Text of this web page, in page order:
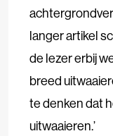
langer artikel
de lezer erbij
breed
te denken dat
uitwaaieren.’